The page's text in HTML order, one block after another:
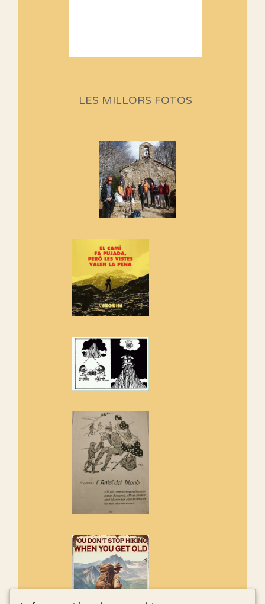
Sortides Centpeus 2026 (1a
programació d'aquest any
Si no podem caminar, alguna
cosa hem de fer...
Els Centpeus signen el
Manifest a favor dels Camins
adhereix-te al manifest!
Rebem un diploma dels
Amics de Sant Aniol d'Aguja
Els Centpeus estem implicats
amb la recuperació del refugi i
LES MILLORS FOTOS